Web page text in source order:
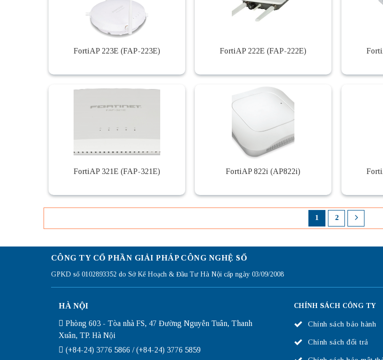
FortiAP 223E (FAP-223E) FortiAP 222E (FAP-222E)
FortiAP 321E (FAP-321E) FortiAP 822i (AP822i)
1 2
CÔNG TY CỔ PHẦN GIẢI PHÁP CÔNG NGHỆ SỐ
GPKD số 0102893352 do Sở Kế Hoạch & Đầu Tư Hà Nội cấp ngày 03/09/2008
HÀ NỘI
Phòng 603 - Tòa nhà FS, 47 Đường Nguyễn Tuân, Thanh
Xuân, TP. Hà Nội
(+84-24) 3776 5866 / (+84-24) 3776 5859
CHÍNH SÁCH CÔNG TY
Chính sách bảo hành
Chính sách đổi trả